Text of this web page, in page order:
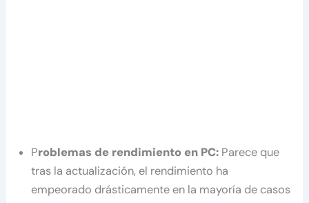
Problemas de rendimiento en PC: Parece que
tras la actualización, el rendimiento ha
empeorado drásticamente en la mayoría de casos